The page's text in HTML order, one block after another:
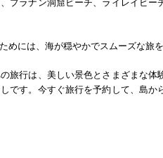
プラナン洞窟ビーチ、ライレイビ
めには、海が穏やかでスムーズな旅
旅行は、美しい景色とさまざまな
です。今すぐ旅行を予約して、島